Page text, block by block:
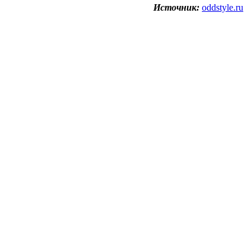
Источник: oddstyle.ru